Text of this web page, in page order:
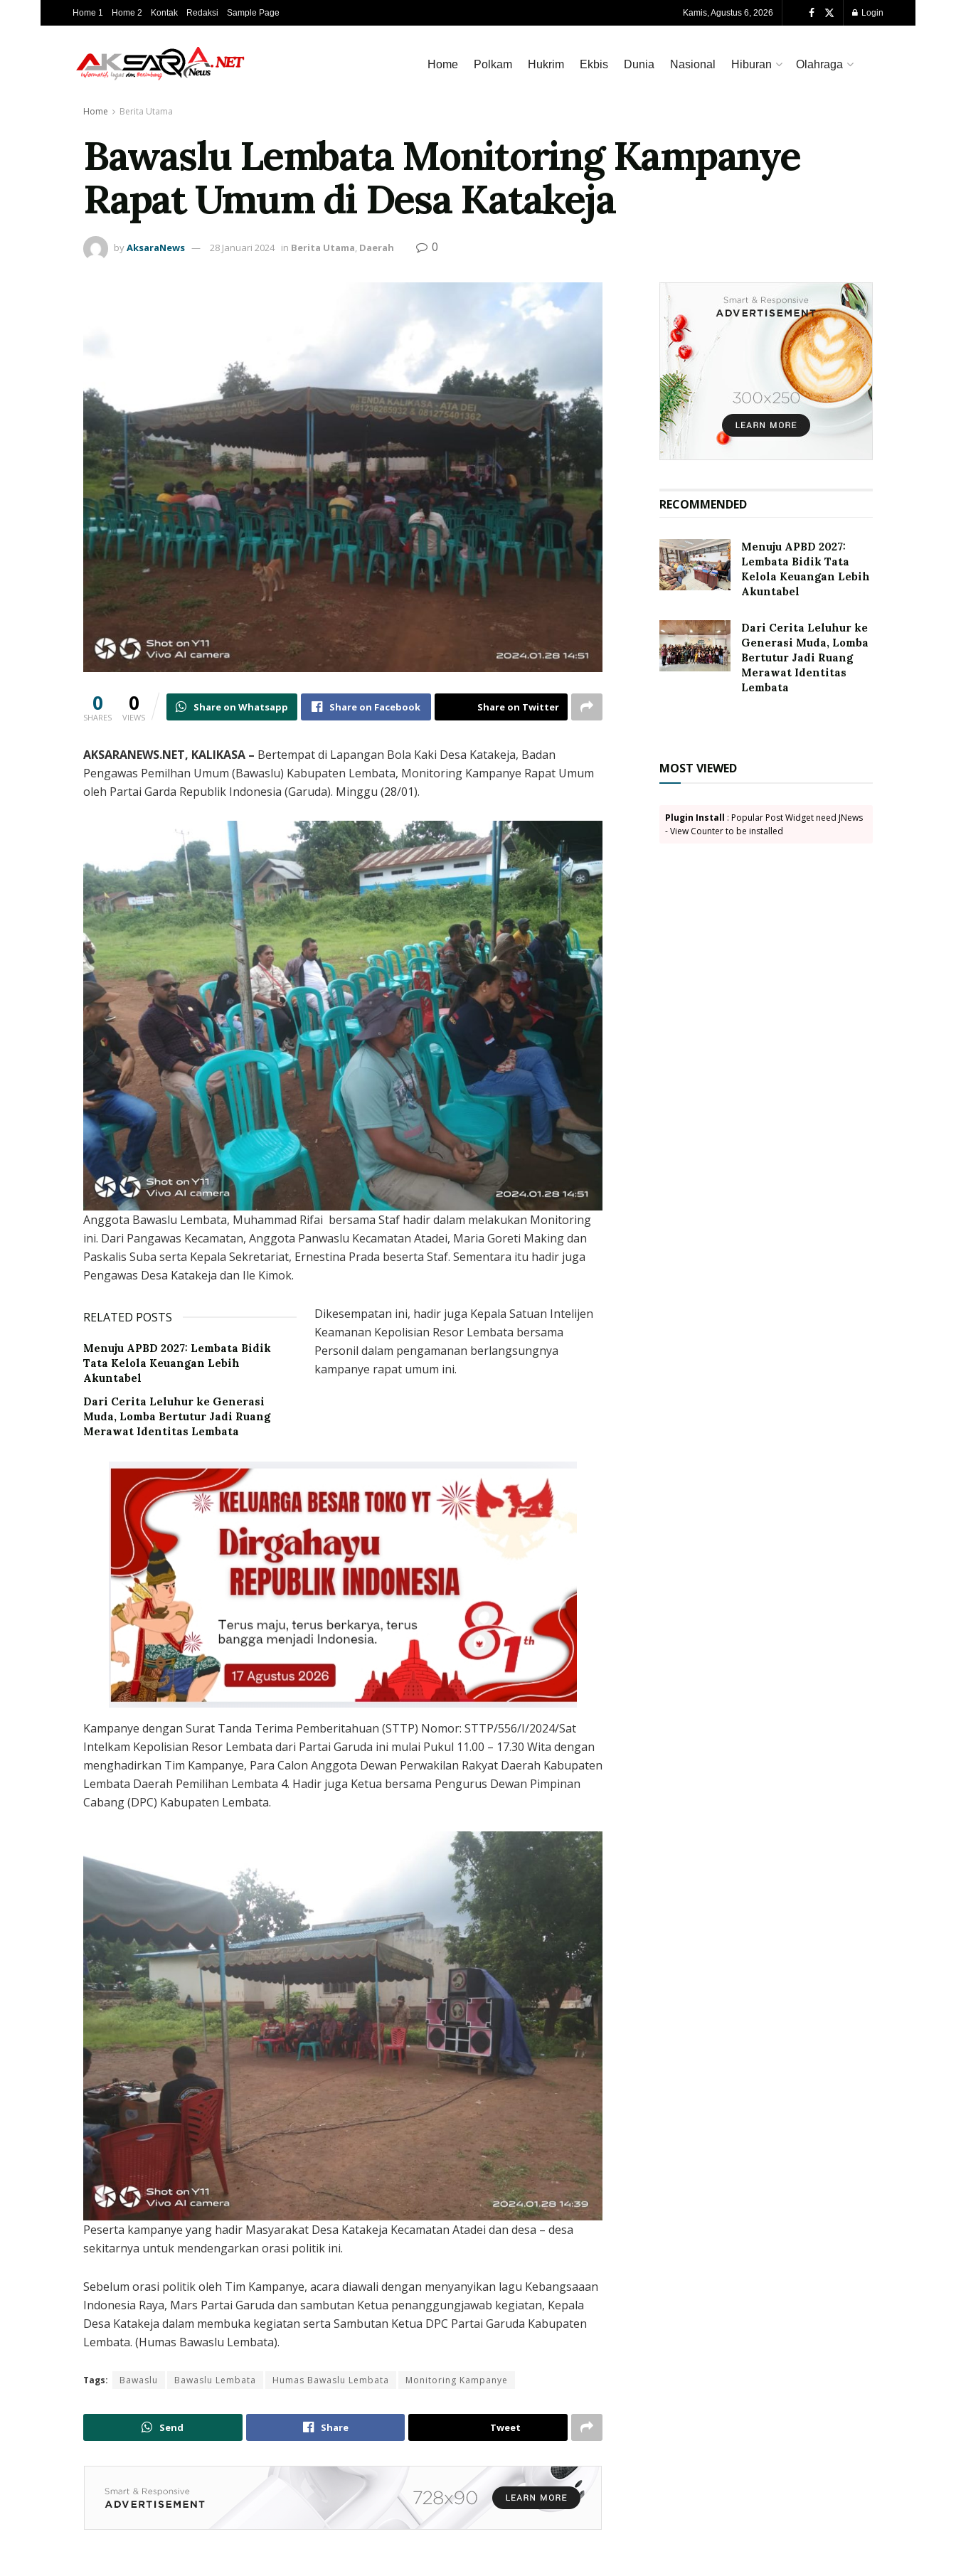
Home 1 Home 2 Kontak Redaksi Sample Page Kamis, Agustus 6, 2026 Login
Home Polkam Hukrim Ekbis Dunia Nasional Hiburan Olahraga
Home Berita Utama
Bawaslu Lembata Monitoring Kampanye
Rapat Umum di Desa Katakeja
byAksaraNews 28 Januari 2024 in Berita Utama, Daerah 0
0
SHARES
0
VIEWS
Share on Whatsapp Share on Facebook Share on Twitter
AKSARANEWS.NET, KALIKASA – Bertempat di Lapangan Bola Kaki Desa Katakeja, Badan
Pengawas Pemilhan Umum (Bawaslu) Kabupaten Lembata, Monitoring Kampanye Rapat Umum
oleh Partai Garda Republik Indonesia (Garuda). Minggu (28/01).
Anggota Bawaslu Lembata, Muhammad Rifai bersama Staf hadir dalam melakukan Monitoring
ini. Dari Pangawas Kecamatan, Anggota Panwaslu Kecamatan Atadei, Maria Goreti Making dan
Paskalis Suba serta Kepala Sekretariat, Ernestina Prada beserta Staf. Sementara itu hadir juga
Pengawas Desa Katakeja dan Ile Kimok.
RELATED POSTS
Menuju APBD 2027: Lembata Bidik
Tata Kelola Keuangan Lebih
Akuntabel
Dari Cerita Leluhur ke Generasi
Muda, Lomba Bertutur Jadi Ruang
Merawat Identitas Lembata
Dikesempatan ini, hadir juga Kepala Satuan Intelijen
Keamanan Kepolisian Resor Lembata bersama
Personil dalam pengamanan berlangsungnya
kampanye rapat umum ini.
Kampanye dengan Surat Tanda Terima Pemberitahuan (STTP) Nomor: STTP/556/I/2024/Sat
Intelkam Kepolisian Resor Lembata dari Partai Garuda ini mulai Pukul 11.00 – 17.30 Wita dengan
menghadirkan Tim Kampanye, Para Calon Anggota Dewan Perwakilan Rakyat Daerah Kabupaten
Lembata Daerah Pemilihan Lembata 4. Hadir juga Ketua bersama Pengurus Dewan Pimpinan
Cabang (DPC) Kabupaten Lembata.
Peserta kampanye yang hadir Masyarakat Desa Katakeja Kecamatan Atadei dan desa – desa
sekitarnya untuk mendengarkan orasi politik ini.
Sebelum orasi politik oleh Tim Kampanye, acara diawali dengan menyanyikan lagu Kebangsaaan
Indonesia Raya, Mars Partai Garuda dan sambutan Ketua penanggungjawab kegiatan, Kepala
Desa Katakeja dalam membuka kegiatan serta Sambutan Ketua DPC Partai Garuda Kabupaten
Lembata. (Humas Bawaslu Lembata).
Tags: Bawaslu Bawaslu Lembata Humas Bawaslu Lembata Monitoring Kampanye
Send Share Tweet
RECOMMENDED
Menuju APBD 2027:
Lembata Bidik Tata
Kelola Keuangan Lebih
Akuntabel
Dari Cerita Leluhur ke
Generasi Muda, Lomba
Bertutur Jadi Ruang
Merawat Identitas
Lembata
MOST VIEWED
Plugin Install : Popular Post Widget need JNews
- View Counter to be installed